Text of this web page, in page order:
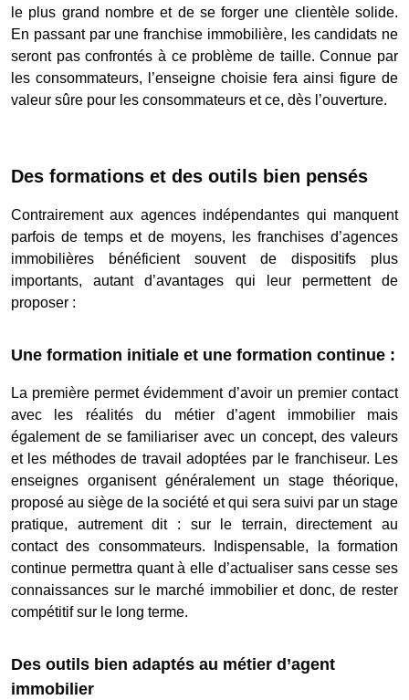
le plus grand nombre et de se forger une clientèle solide.
En passant par une franchise immobilière, les candidats ne
seront pas confrontés à ce problème de taille. Connue par
les consommateurs, l’enseigne choisie fera ainsi figure de
valeur sûre pour les consommateurs et ce, dès l’ouverture.
Des formations et des outils bien pensés
Contrairement aux agences indépendantes qui manquent
parfois de temps et de moyens, les franchises d’agences
immobilières bénéficient souvent de dispositifs plus
importants, autant d’avantages qui leur permettent de
proposer :
Une formation initiale et une formation continue :
La première permet évidemment d’avoir un premier contact
avec les réalités du métier d’agent immobilier mais
également de se familiariser avec un concept, des valeurs
et les méthodes de travail adoptées par le franchiseur. Les
enseignes organisent généralement un stage théorique,
proposé au siège de la société et qui sera suivi par un stage
pratique, autrement dit : sur le terrain, directement au
contact des consommateurs. Indispensable, la formation
continue permettra quant à elle d’actualiser sans cesse ses
connaissances sur le marché immobilier et donc, de rester
compétitif sur le long terme.
Des outils bien adaptés au métier d’agent
immobilier